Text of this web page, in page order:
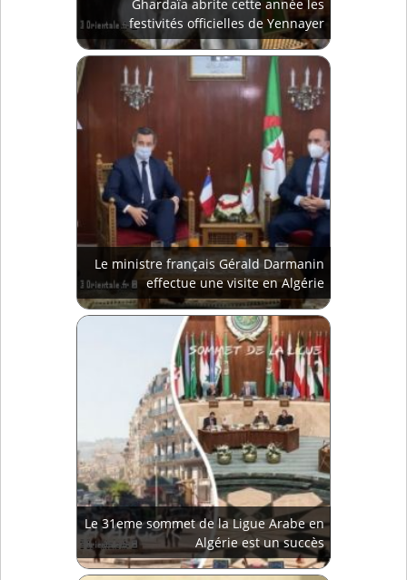
Ghardaïa abrite cette année les
festivités officielles de Yennayer
Le ministre français Gérald Darmanin
effectue une visite en Algérie
Le 31eme sommet de la Ligue Arabe en
Algérie est un succès